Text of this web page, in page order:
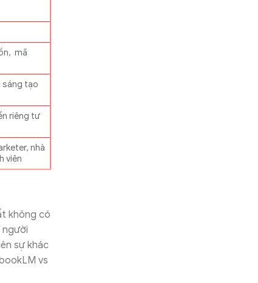
mã
sáng tạo
riêng tư
nhà
viên
không có
sự khác
vs